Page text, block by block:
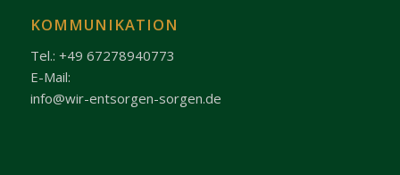
KOMMUNIKATION
Tel.: +49 67278940773
E-Mail:
info@wir-entsorgen-sorgen.de